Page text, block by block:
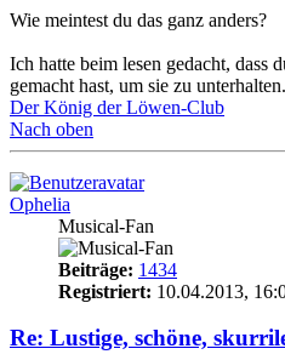
Wie meintest du das ganz anders?
Ich hatte beim lesen gedacht, dass
gemacht hast, um sie zu unterhalten.
Der König der Löwen-Club
Nach oben
Ophelia
Musical-Fan
Beiträge: 1434
Registriert: 10.04.2013,
Re: Lustige, schöne,